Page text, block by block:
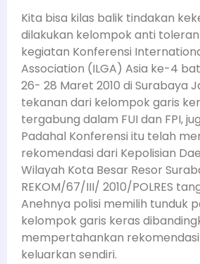
Kita bisa kilas balik tindakan
dilakukan kelompok anti toleran
kegiatan Konferensi
Association (ILGA) Asia ke-4
26- 28 Maret 2010 di Surabaya
tekanan dari kelompok garis
tergabung dalam FUI dan FPI,
Padahal Konferensi itu telah
rekomendasi dari Kepolisian
Wilayah Kota Besar Resor
REKOM/67/III/ 2010/POLRES
Anehnya polisi memilih tunduk
kelompok garis keras
mempertahankan
keluarkan sendiri.